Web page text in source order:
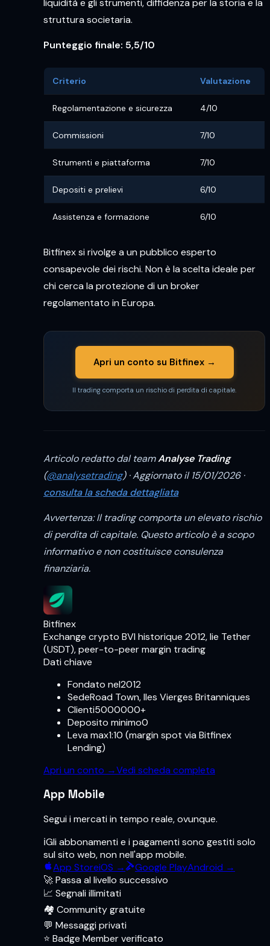
liquidità e gli strumenti, diffidenza per la storia e la
struttura societaria.
Punteggio finale: 5,5/10
Criterio Valutazione
Regolamentazione e sicurezza 4/10
Commissioni 7/10
Strumenti e piattaforma 7/10
Depositi e prelievi 6/10
Assistenza e formazione 6/10
Bitfinex si rivolge a un pubblico esperto
consapevole dei rischi. Non è la scelta ideale per
chi cerca la protezione di un broker
regolamentato in Europa.
Apri un conto su Bitfinex →
Il trading comporta un rischio di perdita di capitale.
Articolo redatto dal teamAnalyse Trading
(@analysetrading) · Aggiornato il 15/01/2026 ·
consulta la scheda dettagliata
Avvertenza: Il trading comporta un elevato rischio
di perdita di capitale. Questo articolo è a scopo
informativo e non costituisce consulenza
finanziaria.
Bitfinex
Exchange crypto BVI historique 2012, lie Tether
(USDT), peer-to-peer margin trading
Dati chiave
Fondato nel2012
SedeRoad Town, Iles Vierges Britanniques
Clienti5000000+
Deposito minimo0
Leva max1:10 (margin spot via Bitfinex
Lending)
Apri un conto →Vedi scheda completa
App Mobile
Segui i mercati in tempo reale, ovunque.
ℹ️Gli abbonamenti e i pagamenti sono gestiti solo
sul sito web, non nell'app mobile.
App StoreiOS → Google PlayAndroid →
🚀 Passa al livello successivo
📈 Segnali illimitati
🏘️ Community gratuite
💬 Messaggi privati
⭐ Badge Member verificato